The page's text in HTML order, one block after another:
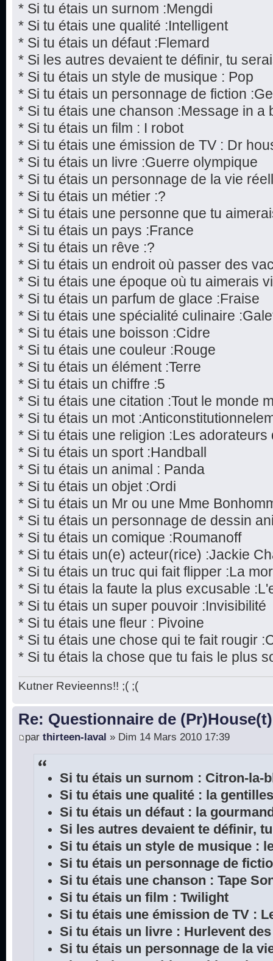
* Si tu étais un surnom :Mengdi
* Si tu étais une qualité :Intelligent
* Si tu étais un défaut :Flemard
* Si les autres devaient te définir, tu
* Si tu étais un style de musique : Pop
* Si tu étais un personnage de fiction
* Si tu étais une chanson :Message in a
* Si tu étais un film : I robot
* Si tu étais une émission de TV : Dr
* Si tu étais un livre :Guerre olympique
* Si tu étais un personnage de la vie
* Si tu étais un métier :?
* Si tu étais une personne que tu
* Si tu étais un pays :France
* Si tu étais un rêve :?
* Si tu étais un endroit où passer des
* Si tu étais une époque où tu aimerais
* Si tu étais un parfum de glace :Fraise
* Si tu étais une spécialité culinaire
* Si tu étais une boisson :Cidre
* Si tu étais une couleur :Rouge
* Si tu étais un élément :Terre
* Si tu étais un chiffre :5
* Si tu étais une citation :Tout le monde
* Si tu étais un mot
* Si tu étais une religion :Les adorateurs
* Si tu étais un sport :Handball
* Si tu étais un animal : Panda
* Si tu étais un objet :Ordi
* Si tu étais un Mr ou une Mme
* Si tu étais un personnage de dessin
* Si tu étais un comique :Roumanoff
* Si tu étais un(e) acteur(rice) :Jackie
* Si tu étais un truc qui fait flipper :La
* Si tu étais la faute la plus excusable
* Si tu étais un super pouvoir :Invisibilité
* Si tu étais une fleur : Pivoine
* Si tu étais une chose qui te fait rougir
* Si tu étais la chose que tu fais le plus
Kutner Revieenns!! ;( ;(
Re: Questionnaire de (Pr)House(t)
par thirteen-laval » Dim 14 Mars 2010 17:39
Si tu étais un surnom : Citron-la-
Si tu étais une qualité : la
Si tu étais un défaut : la
Si les autres devaient te définir,
Si tu étais un style de musique :
Si tu étais un personnage de
Si tu étais une chanson : Tape
Si tu étais un film : Twilight
Si tu étais une émission de TV :
Si tu étais un livre : Hurlevent
Si tu étais un personnage de la